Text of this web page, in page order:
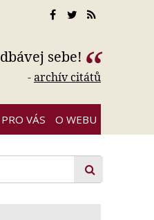
sebe!
-archív citátů
VÁS O WEBU